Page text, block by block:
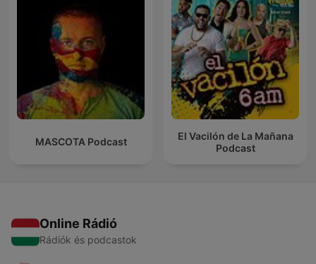
MASCOTA Podcast
El Vacilón de La Mañana
Podcast
Online Rádió
Rádiók és podcastok